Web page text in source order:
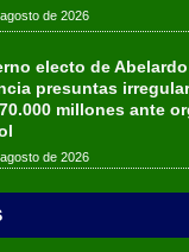
de 2026
electo de
presuntas
millones ante
de 2026